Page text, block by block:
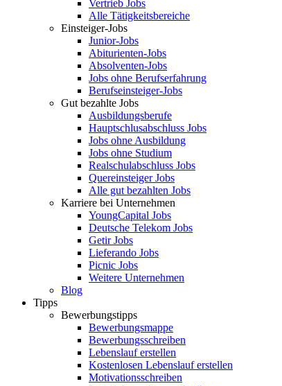
Vertrieb Jobs
Alle Tätigkeitsbereiche
Einsteiger-Jobs
Junior-Jobs
Abiturienten-Jobs
Absolventen-Jobs
Jobs ohne Berufserfahrung
Berufseinsteiger-Jobs
Gut bezahlte Jobs
Ausbildungsberufe
Hauptschlusabschluss Jobs
Jobs ohne Ausbildung
Jobs ohne Studium
Realschulabschluss Jobs
Quereinsteiger Jobs
Alle gut bezahlten Jobs
Karriere bei Unternehmen
YoungCapital Jobs
Deutsche Telekom Jobs
Getir Jobs
Lieferando Jobs
Picnic Jobs
Weitere Unternehmen
Blog
Tipps
Bewerbungstipps
Bewerbungsmappe
Bewerbungsschreiben
Lebenslauf erstellen
Kostenlosen Lebenslauf erstellen
Motivationsschreiben